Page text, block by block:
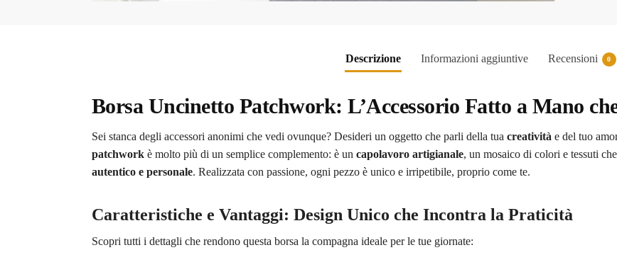
Descrizione Informazioni aggiuntive Recensioni 0
Borsa Uncinetto Patchwork: L’Accessorio Fatto a Mano
Sei stanca degli accessori anonimi che vedi ovunque? Desideri un oggetto che parli della tua creatività e del tuo
patchworkè molto più di un semplice complemento: è un capolavoro artigianale, un mosaico di colori e tessuti
autentico e personale. Realizzata con passione, ogni pezzo è unico e irripetibile, proprio come te.
Caratteristiche e Vantaggi: Design Unico che Incontra la Praticità
Scopri tutti i dettagli che rendono questa borsa la compagna ideale per le tue giornate: